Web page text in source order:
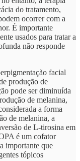
do tratamento,
ocorrer com a
É importante
usados para tratar a
não responde
facial
produção de
pode ser diminuída
de melanina,
a forma
de melanina, a
de L-tirosina em
é um cofator
importante que
tópicos